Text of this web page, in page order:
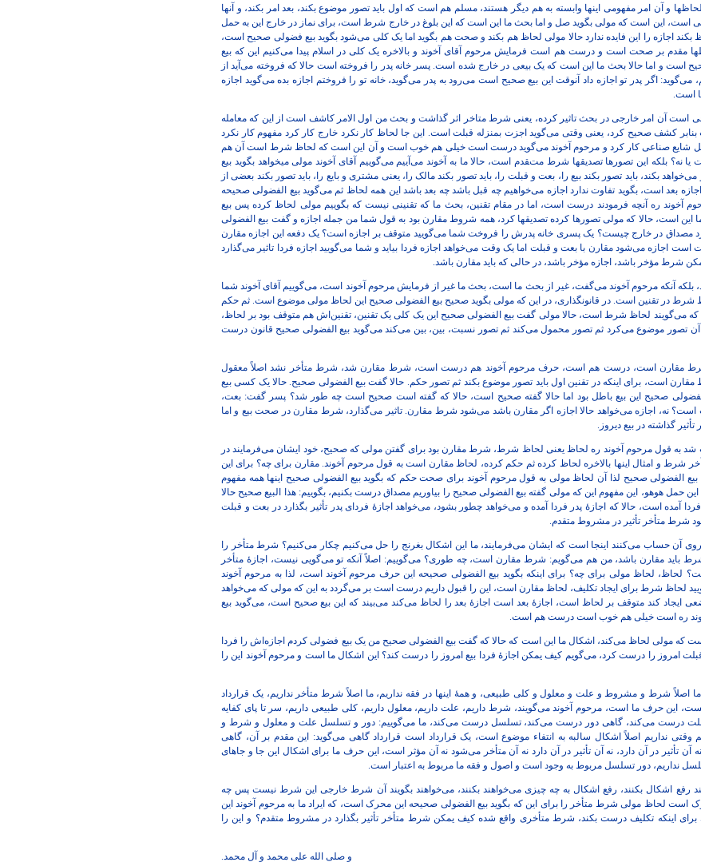
و آن امر مفهومی اینها وابسته به هم دیگر هستند، مسلم هم است که اول باید تصور موضوع بکند، بعد امر بکند، و آنها
این است که مولی بگوید صل و اما بحث ما این است که این بلوغ در خارج شرط است، برای نماز در خارج این به حمل
بکند اجازه را این فایده ندارد حالا مولی لحاظ هم بکند و صحت هم بگوید اما یک کلی می‌شود بگوید بیع فضولی صحیح است،
مقدم بر صحت است و درست هم است فرمایش مرحوم آقای آخوند و بالاخره یک کلی در اسلام پیدا می‌کنیم این که بیع
و اما حالا بحث ما این است که یک بیعی در خارج شده است. پسر خانه پدر را فروخته است حالا که فروخته می‌آید از
اگر پدر تو اجازه داد آنوقت این بیع صحیح است می‌رود به پدر می‌گوید، خانه تو را فروختم اجازه بده می‌گوید اجازه
است.
است آن امر خارجی در بحث تاثیر کرده، یعنی شرط متاخر اثر گذاشت و بحث من اول الامر کاشف است از این که معامله
کشف صحیح کرد، یعنی وقتی می‌گوید اجزت بمنزله قبلت است. این جا لحاظ کار نکرد خارج کار کرد مفهوم کار نکرد
شایع صناعی کار کرد و مرحوم آخوند می‌گوید درست است خیلی هم خوب است و آن این است که لحاظ شرط است آن هم
نه؟ بلکه این تصورها تصدیقها شرط متقدم است، حالا ما به آخوند می‌آییم می‌گوییم آقای آخوند مولی میخواهد بگوید بیع
بکند، باید تصور بکند بیع را، بعت و قبلت را، باید تصور بکند مالک را، یعنی مشتری و بایع را، باید تصور بکند بعضی از
بعد است، بگوید تفاوت ندارد اجازه می‌خواهیم چه قبل باشد چه بعد باشد این همه لحاظ ثم می‌گوید بیع الفضولی صحیحه
آخوند ره آنچه فرمودند درست است، اما در مقام تقنین، بحث ما که تقنینی نیست که بگوییم مولی لحاظ کرده پس بیع
است، حالا که مولی تصورها کرده تصدیقها کرد، همه شروط مقارن بود به قول شما من جمله اجازه و گفت بیع الفضولی
مصداق در خارج چیست؟ یک پسری خانه پدرش را فروخت شما می‌گویید متوقف بر اجازه است؟ یک دفعه این اجازه مقارن
اجازه می‌شود مقارن با بعت و قبلت اما یک وقت می‌خواهد اجازه فردا بیاید و شما می‌گویید اجازه فردا تاثیر می‌گذارد
شرط مؤخر باشد، اجازه مؤخر باشد، در حالی که باید مقارن باشد.
بلکه آنکه مرحوم آخوند می‌گفت، غیر از بحث ما است، بحث ما غیر از فرمایش مرحوم آخوند است، می‌گوییم آقای آخوند شما
شرط در تقنین است. در قانونگذاری، در این که مولی بگوید صحیح بیع الفضولی صحیح این لحاظ مولی موضوع است. ثم حکم
می‌گویند لحاظ شرط است، حالا مولی گفت بیع الفضولی صحیح این یک کلی یک تقنین، تقنین‌اش‌ هم متوقف بود بر لحاظ،
تصور موضوع می‌کرد ثم تصور محمول می‌کند ثم تصور نسبت، بین، بین می‌کند می‌گوید بیع الفضولی صحیح قانون درست
مقارن است، درست هم است، حرف مرحوم آخوند هم درست است، شرط مقارن شد، شرط متأخر نشد اصلاً معقول
است، برای اینکه در تقنین اول باید تصور موضوع بکند ثم تصور حکم. حالا گفت بیع الفضولی صحیح. حالا یک کسی بیع
الفضولی صحیح این بیع باطل بود اما حالا گفته صحیح است، حالا که گفته است صحیح است چه طور شد؟ پسر گفت: بعت،
نه، اجازه می‌خواهد حالا اجازه اگر مقارن باشد می‌شود شرط مقارن. تاثیر می‌گذارد، شرط مقارن در صحت بیع و اما
گذاشته در بیع دیروز.
به قول مرحوم آخوند ره لحاظ یعنی لحاظ شرط، شرط مقارن بود برای گفتن مولی که صحیح، خود ایشان می‌فرمایند در
و امثال اینها بالاخره لحاظ کرده ثم حکم کرده، لحاظ مقارن است به قول مرحوم آخوند. مقارن برای چه؟ برای این
بیع الفضولی صحیح لذا آن لحاظ مولی به قول مرحوم آخوند برای صحت حکم که بگوید بیع الفضولی صحیح اینها همه مفهوم
حمل هوهو، این مفهوم این که مولی گفته بیع الفضولی صحیح را بیاوریم مصداق درست بکنیم، بگوییم: هذا البیع صحیح حالا
آمده است، حالا که اجازۀ پدر فردا آمده و می‌خواهد چطور بشود، می‌خواهد اجازۀ فردای پدر تأثیر بگذارد در بعت و قبلت
شرط متأخر تأثیر در مشروط متقدم.
روی آن حساب می‌کنند اینجا است که ایشان می‌فرمایند، ما این اشکال بغرنج را حل می‌کنیم چکار می‌کنیم؟ شرط متأخر را
باید مقارن باشد، من هم می‌گویم: شرط مقارن است، چه طوری؟ می‌گوییم: اصلاً آنکه تو می‌گویی نیست، اجازۀ متأخر
لحاظ مولی برای چه؟ برای اینکه بگوید بیع الفضولی صحیحه این حرف مرحوم آخوند است، لذا به مرحوم آخوند
لحاظ شرط برای ایجاد تکلیف، لحاظ مقارن است، این را قبول داریم درست است بر می‌گردد به این که مولی که می‌خواهد
ایجاد کند متوقف بر لحاظ است، اجازۀ بعد است اجازۀ بعد را لحاظ می‌کند می‌بیند که این بیع صحیح است، می‌گوید بیع
ره است خیلی هم خوب است درست هم است.
که مولی لحاظ می‌کند، اشکال ما این است که حالا که گفت بیع الفضولی صحیح من یک بیع فضولی کردم اجازه‌اش‌ را فردا
امروز را درست کرد، می‌گویم کیف یمکن اجازۀ فردا بیع امروز را درست کند؟ این اشکال ما است و مرحوم آخوند این را
اصلاً شرط و مشروط و علت و معلول و کلی طبیعی، و همۀ اینها در فقه نداریم، ما اصلاً شرط متأخر نداریم، یک قرارداد
این حرف ما است، مرحوم آخوند می‌گویند، شرط داریم، علت داریم، معلول داریم، کلی طبیعی داریم، سر تا پای کفایه
درست می‌کند، گاهی دور درست می‌کند، تسلسل درست می‌کند، ما می‌گوییم: دور و تسلسل علت و معلول و شرط و
وقتی نداریم اصلاً اشکال سالبه به انتفاء موضوع است، یک قرارداد است قرارداد گاهی می‌گوید: این مقدم بر آن، گاهی
آن تأثیر در آن دارد، نه آن تأثیر در آن دارد نه آن متأخر می‌شود نه آن مؤثر است، این حرف ما برای اشکال این جا و جاهای
نداریم، دور تسلسل مربوط به وجود است و اصول و فقه ما مربوط به اعتبار است.
رفع اشکال بکنند، رفع اشکال به چه چیزی می‌خواهند بکنند، می‌خواهند بگویند آن شرط خارجی این شرط نیست پس چه
لحاظ مولی شرط متأخر را برای این که بگوید بیع الفضولی صحیحه این محرک است، که ایراد ما به مرحوم آخوند این
اینکه تکلیف درست بکند، شرط متأخری واقع شده کیف یمکن شرط متأخر تأثیر بگذارد در مشروط متقدم؟ و این را
و صلی الله علی محمد و آل محمد.